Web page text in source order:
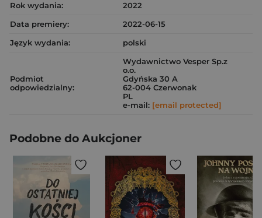
Rok wydania:
2022
Data premiery:
2022-06-15
Język wydania:
polski
Podmiot
odpowiedzialny:
Wydawnictwo Vesper Sp.z
o.o.
Gdyńska 30 A
62-004 Czerwonak
PL
e-mail: [email protected]
Podobne do Aukcjoner